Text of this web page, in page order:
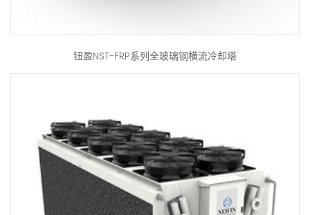
钮盈NST-FRP系列全玻璃钢横流冷却塔